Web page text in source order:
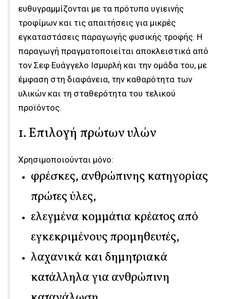
ευθυγραμμίζονται με τα πρότυπα υγιεινής
τροφίμων και τις απαιτήσεις για μικρές
εγκαταστάσεις παραγωγής φυσικής τροφής. Η
παραγωγή πραγματοποιείται αποκλειστικά από
τον Σεφ Ευάγγελο Ισμυρλή και την ομάδα του, με
έμφαση στη διαφάνεια, την καθαρότητα των
υλικών και τη σταθερότητα του τελικού
προϊόντος.
1. Επιλογή πρώτων υλών
Χρησιμοποιούνται μόνο:
φρέσκες, ανθρώπινης κατηγορίας
πρώτες ύλες,
ελεγμένα κομμάτια κρέατος από
εγκεκριμένους προμηθευτές,
λαχανικά και δημητριακά
κατάλληλα για ανθρώπινη